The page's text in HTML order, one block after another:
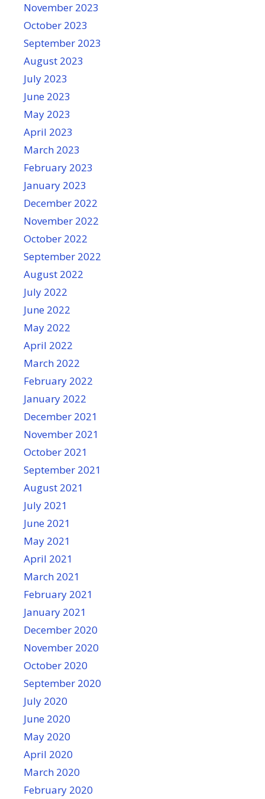
November 2023
October 2023
September 2023
August 2023
July 2023
June 2023
May 2023
April 2023
March 2023
February 2023
January 2023
December 2022
November 2022
October 2022
September 2022
August 2022
July 2022
June 2022
May 2022
April 2022
March 2022
February 2022
January 2022
December 2021
November 2021
October 2021
September 2021
August 2021
July 2021
June 2021
May 2021
April 2021
March 2021
February 2021
January 2021
December 2020
November 2020
October 2020
September 2020
July 2020
June 2020
May 2020
April 2020
March 2020
February 2020